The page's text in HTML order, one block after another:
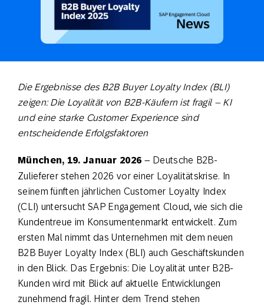
Die Ergebnisse des B2B Buyer Loyalty Index (BLI)
zeigen: Die Loyalität von B2B-Käufern ist fragil – KI
und eine starke Customer Experience sind
entscheidende Erfolgsfaktoren
München, 19. Januar 2026 – Deutsche B2B-
Zulieferer stehen 2026 vor einer Loyalitätskrise. In
seinem fünften jährlichen Customer Loyalty Index
(CLI) untersucht SAP Engagement Cloud, wie sich die
Kundentreue im Konsumentenmarkt entwickelt. Zum
ersten Mal nimmt das Unternehmen mit dem neuen
B2B Buyer Loyalty Index (BLI) auch Geschäftskunden
in den Blick. Das Ergebnis: Die Loyalität unter B2B-
Kunden wird mit Blick auf aktuelle Entwicklungen
zunehmend fragil. Hinter dem Trend stehen